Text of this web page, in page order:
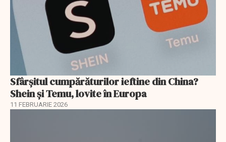
Sfârșitul cumpărăturilor ieftine din China?
Shein și Temu, lovite în Europa
11 FEBRUARIE 2026